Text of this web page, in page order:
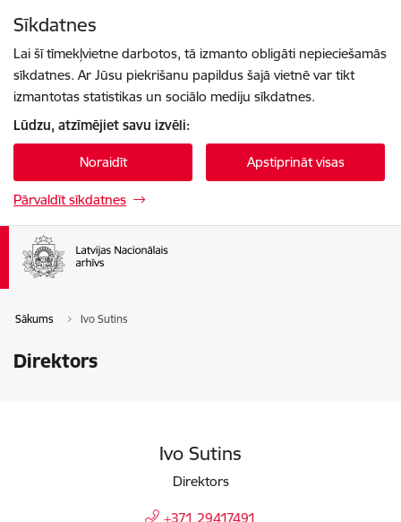
Sīkdatnes
Lai šī tīmekļvietne darbotos, tā izmanto obligāti nepieciešamās
sīkdatnes. Ar Jūsu piekrišanu papildus šajā vietnē var tikt
izmantotas statistikas un sociālo mediju sīkdatnes.
Lūdzu, atzīmējiet savu izvēli:
Noraidīt Apstiprināt visas
Pārvaldīt sīkdatnes
Sākums Ivo Sutins
Direktors
Ivo Sutins
Direktors
+371 29417491